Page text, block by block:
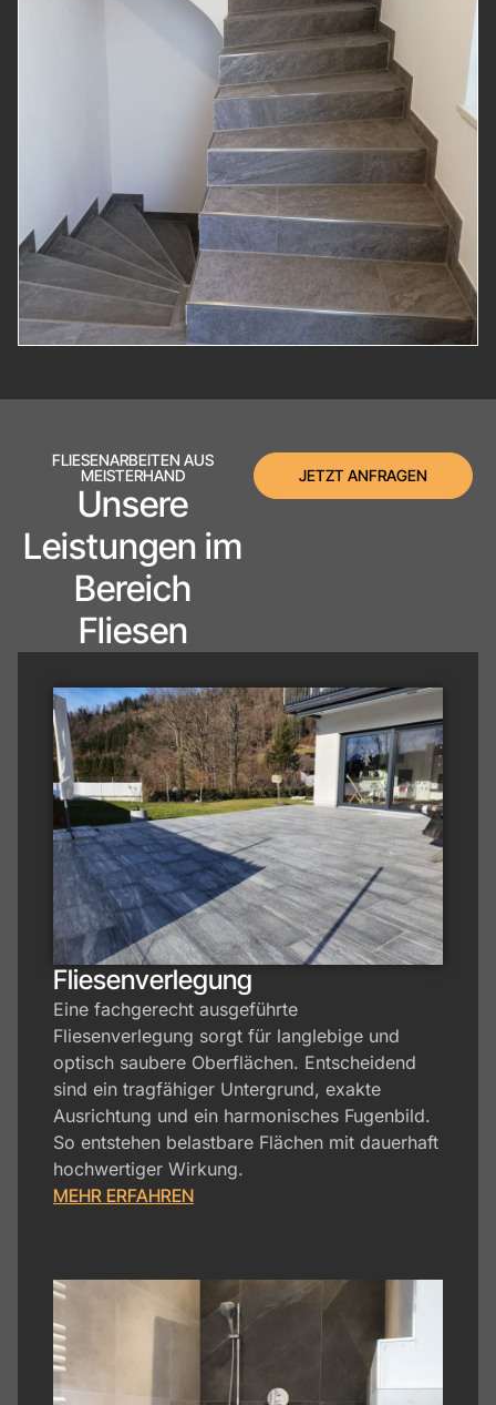
FLIESENARBEITEN AUS
MEISTERHAND
Unsere
Leistungen im
Bereich
Fliesen
JETZT ANFRAGEN
Fliesenverlegung
Eine fachgerecht ausgeführte
Fliesenverlegung sorgt für langlebige und
optisch saubere Oberflächen. Entscheidend
sind ein tragfähiger Untergrund, exakte
Ausrichtung und ein harmonisches Fugenbild.
So entstehen belastbare Flächen mit dauerhaft
hochwertiger Wirkung.
MEHR ERFAHREN